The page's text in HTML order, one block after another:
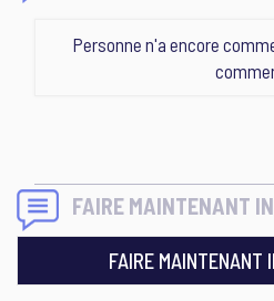
Personne n'a encore
FAIRE MAINTENANT
FAIRE MAINTENANT